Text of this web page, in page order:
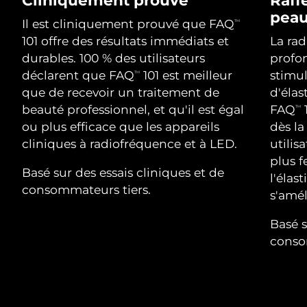
Il est cliniquement prouvé que FAQTM
101 offre des résultats immédiats et
durables. 100 % des utilisateurs
déclarent que FAQTM
101 est meilleur
que de recevoir un traitement de
beauté professionnel, et qu'il est égal
ou plus efficace que les appareils
cliniques à radiofréquence et à LED.
Basé sur des essais cliniques et de
consommateurs tiers.
La
FAQTM
dès
plus
Basé
For healthy hair
Cosmétiques Hommes
Acheter tout
À PROPROS
Israël 13/08/2026
Italie Livraison estimée 09/08/2026
Japon Livraison estimée 12/08/2026
Jersey Livraison estimée14/08/2026
Kazakhstan Livraison estimée11/08/2026
Koweït Livraison estimée 09/08/2026
10/08/2026